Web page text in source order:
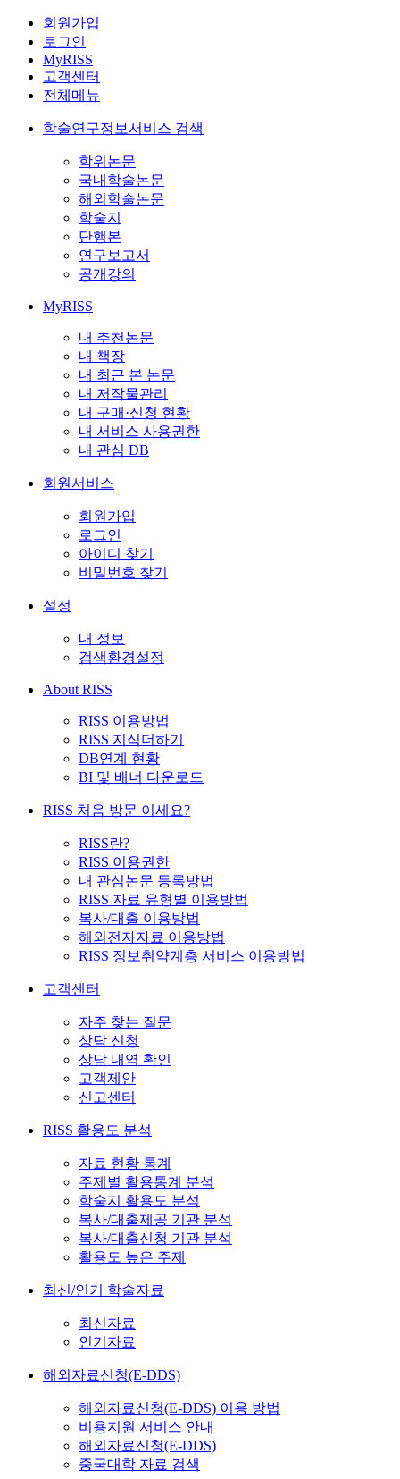
회원가입
로그인
MyRISS
고객센터
전체메뉴
학술연구정보서비스 검색
학위논문
국내학술논문
해외학술논문
학술지
단행본
연구보고서
공개강의
MyRISS
내 추천논문
내 책장
내 최근 본 논문
내 저작물관리
내 구매·신청 현황
내 서비스 사용권한
내 관심 DB
회원서비스
회원가입
로그인
아이디 찾기
비밀번호 찾기
설정
내 정보
검색환경설정
About RISS
RISS 이용방법
RISS 지식더하기
DB연계 현황
BI 및 배너 다운로드
RISS 처음 방문 이세요?
RISS란?
RISS 이용권한
내 관심논문 등록방법
RISS 자료 유형별 이용방법
복사/대출 이용방법
해외전자자료 이용방법
RISS 정보취약계층 서비스 이용방법
고객센터
자주 찾는 질문
상담 신청
상담 내역 확인
고객제안
신고센터
RISS 활용도 분석
자료 현황 통계
주제별 활용통계 분석
학술지 활용도 분석
복사/대출제공 기관 분석
복사/대출신청 기관 분석
활용도 높은 주제
최신/인기 학술자료
최신자료
인기자료
해외자료신청(E-DDS)
해외자료신청(E-DDS) 이용 방법
비용지원 서비스 안내
해외자료신청(E-DDS)
중국대학 자료 검색